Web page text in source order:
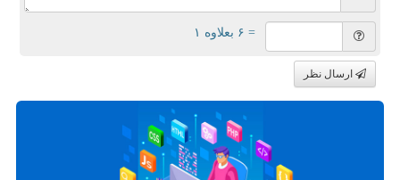
= ۶ بعلاوه ۱
ارسال نظر